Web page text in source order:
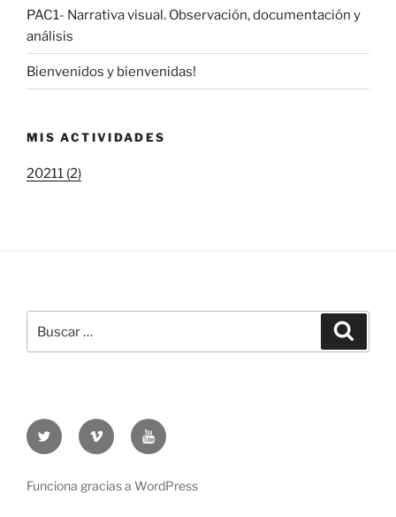
PAC1- Narrativa visual. Observación, documentación y
análisis
Bienvenidos y bienvenidas!
MIS ACTIVIDADES
20211 (2)
por:
Twitter
UOC
Vimeo
UOC
Youtube
UOC
Funciona gracias a WordPress